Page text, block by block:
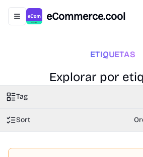
Abrir menú de navegación
eCommerce.cool
ETIQUETAS
Explorar por
Tag
Sort